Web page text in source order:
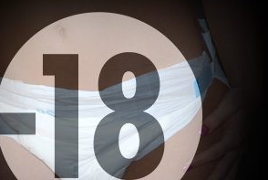
les meilleures couches (Tena, Abena,
produits aussi bien pour les
Les plus récents Trier par nom
Aucun produit trouvé.